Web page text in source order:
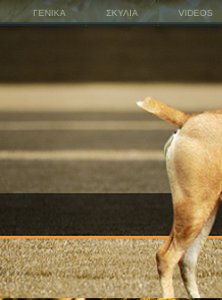
ΓΕΝΙΚΑ ΣΚΥΛΙΑ VIDEOS